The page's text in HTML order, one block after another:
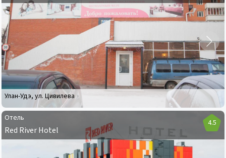
Отель
Red
Улан-Удэ, ул. Цивилева
Отель
Red River Hotel
4.5